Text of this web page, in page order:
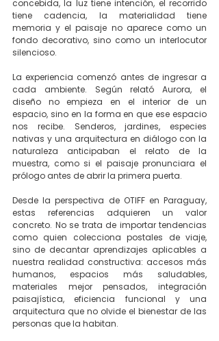
concebida, la luz tiene intención, el recorrido
tiene cadencia, la materialidad tiene
memoria y el paisaje no aparece como un
fondo decorativo, sino como un interlocutor
silencioso.
La experiencia comenzó antes de ingresar a
cada ambiente. Según relató Aurora, el
diseño no empieza en el interior de un
espacio, sino en la forma en que ese espacio
nos recibe. Senderos, jardines, especies
nativas y una arquitectura en diálogo con la
naturaleza anticipaban el relato de la
muestra, como si el paisaje pronunciara el
prólogo antes de abrir la primera puerta.
Desde la perspectiva de OTIFF en Paraguay,
estas referencias adquieren un valor
concreto. No se trata de importar tendencias
como quien colecciona postales de viaje,
sino de decantar aprendizajes aplicables a
nuestra realidad constructiva: accesos más
humanos, espacios más saludables,
materiales mejor pensados, integración
paisajística, eficiencia funcional y una
arquitectura que no olvide el bienestar de las
personas que la habitan.